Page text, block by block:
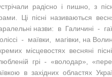
радісно і пишно, з
Ці пісні називаються
назви: в Галичині -
- маївки, магівки, на
місцевостях весняні
грі - «володар»,
в західних областях